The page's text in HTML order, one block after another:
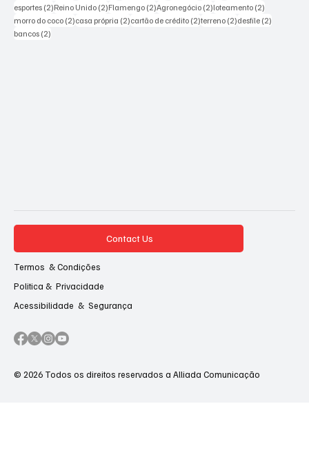
esportes (2)2 posts
Reino Unido (2)2 posts
Flamengo (2)2 posts
Agronegócio (2)2 posts
loteamento (2)
morro do coco (2)2 posts
casa própria (2)2 posts
cartão de crédito (2)2 posts
terreno (2)2 posts
desfile (2)
bancos (2)
Contact Us
Termos & Condições
Politica & Privacidade
Acessibilidade & Segurança
© 2026 Todos os direitos reservados a Alliada Comunicação